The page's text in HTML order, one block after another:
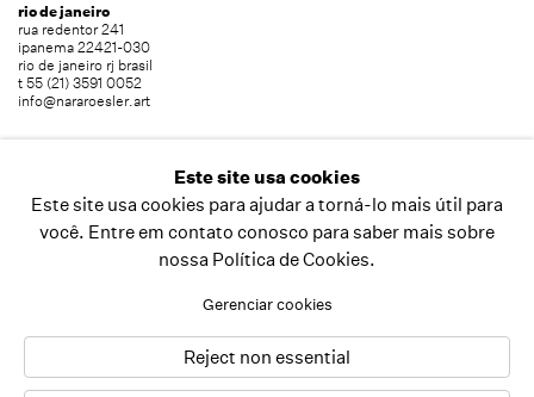
rio de janeiro
rua redentor 241
ipanema 22421-030
rio de janeiro rj brasil
t 55 (21) 3591 0052
info@nararoesler.art
jardim europa 01449-001
são paulo sp brasil
t 55 (11) 2039 5454
info@nararoesler.art
site produzido por artlogic
Este site usa cookies
Este site usa cookies para ajudar a torná-lo mais útil para
você. Entre em contato conosco para saber mais sobre
nossa Política de Cookies.
Gerenciar cookies
Reject non essential